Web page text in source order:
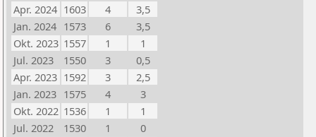
Apr. 2024 1603 4
3,5
Jan. 2024 1573 6
3,5
Okt. 2023 1557 1
1
Jul. 2023
1550 3
0,5
Apr. 2023 1592 3
2,5
Jan. 2023 1575 4
3
Okt. 2022 1536 1
1
Jul. 2022
1530 1
0